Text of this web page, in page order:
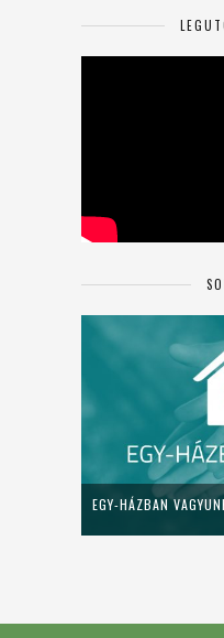
EGY-HÁZBAN